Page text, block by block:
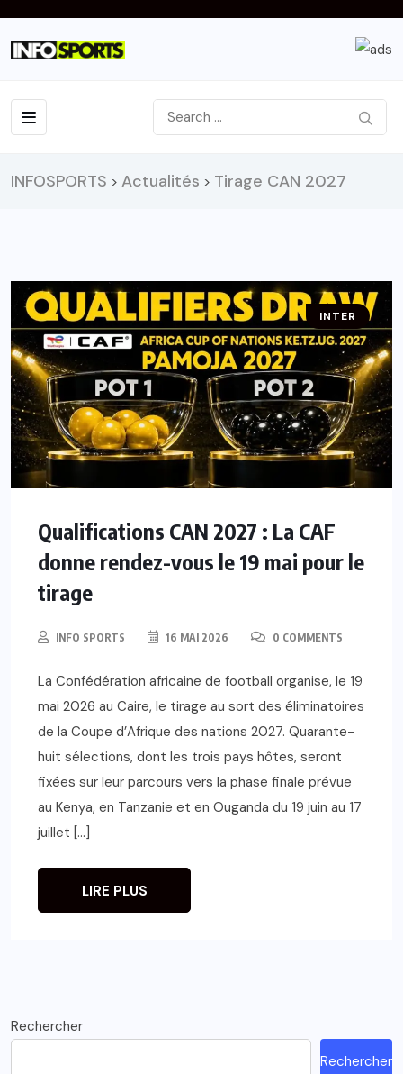
INFOSPORTS > Actualités > Tirage CAN 2027
INTER
Qualifications CAN 2027 : La CAF
donne rendez-vous le 19 mai pour le
tirage
INFO SPORTS 16 MAI 2026 0 COMMENTS
La Confédération africaine de football organise, le 19
mai 2026 au Caire, le tirage au sort des éliminatoires
de la Coupe d’Afrique des nations 2027. Quarante-
huit sélections, dont les trois pays hôtes, seront
fixées sur leur parcours vers la phase finale prévue
au Kenya, en Tanzanie et en Ouganda du 19 juin au 17
juillet […]
LIRE PLUS
Rechercher
Rechercher